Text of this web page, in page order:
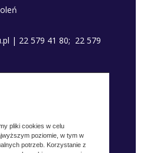
pliki cookies w celu
poziomie, w tym w
potrzeb. Korzystanie z
| 22 579 41 80; 22 579